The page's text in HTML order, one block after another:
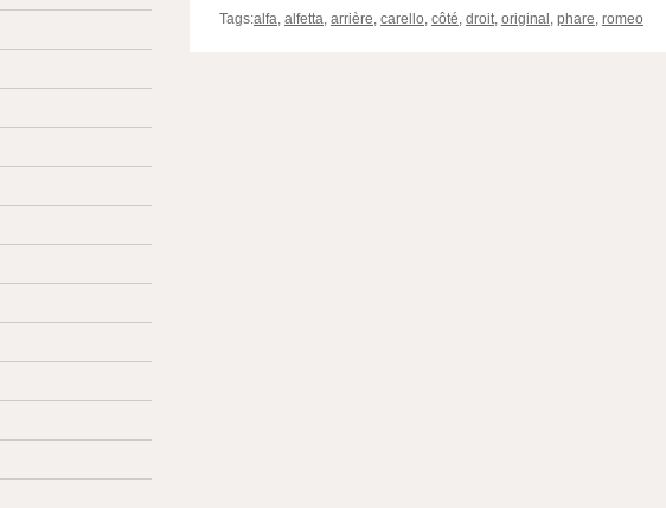
Tags:alfa, alfetta, arrière, carello, côté, droit, original , phare, romeo